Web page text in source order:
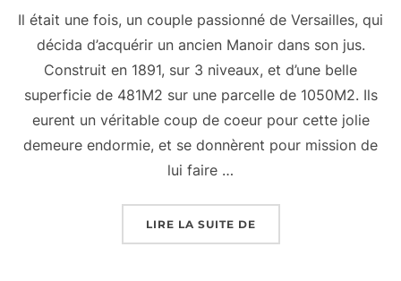
Il était une fois, un couple passionné de Versailles, qui
décida d’acquérir un ancien Manoir dans son jus.
Construit en 1891, sur 3 niveaux, et d’une belle
superficie de 481M2 sur une parcelle de 1050M2. Ils
eurent un véritable coup de coeur pour cette jolie
demeure endormie, et se donnèrent pour mission de
lui faire …
LIRE LA SUITE DE« DEMEURE DE